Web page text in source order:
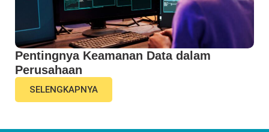
Pentingnya Keamanan Data dalam
Perusahaan
SELENGKAPNYA